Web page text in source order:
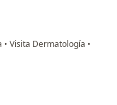
• Visita Dermatología •